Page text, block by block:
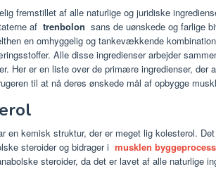
fremstillet af alle naturlige og juridiske
af trenbolon sans de uønskede og farlige
en omhyggelig og tankevækkende
Alle disse ingredienser arbejder
Her er en liste over de primære ingredienser, der
til at nå deres ønskede mål af opbygge
en kemisk struktur, der er meget lig kolesterol.
steroider og bidrager i musklen
steroider, da det er lavet af alle naturlige